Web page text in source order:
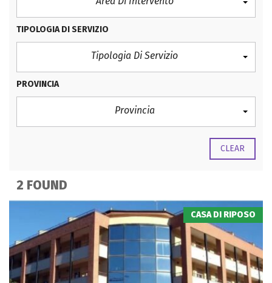
TIPOLOGIA DI SERVIZIO
Tipologia Di Servizio
PROVINCIA
Provincia
CLEAR
2 FOUND
CASA DI RIPOSO